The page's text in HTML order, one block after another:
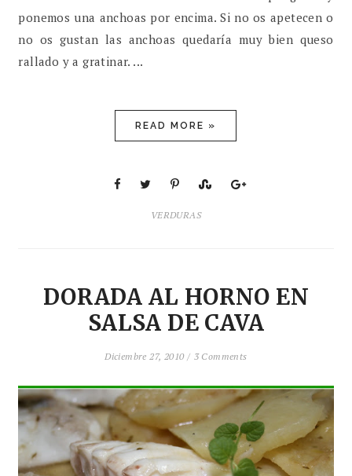
ponemos una anchoas por encima. Si no os apetecen o
no os gustan las anchoas quedaría muy bien queso
rallado y a gratinar. ...
READ MORE »
VERDURAS
DORADA AL HORNO EN
SALSA DE CAVA
Diciembre 27, 2010 / 3 Comments